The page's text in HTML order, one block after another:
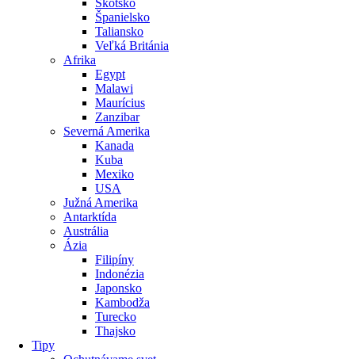
Škótsko
Španielsko
Taliansko
Veľká Británia
Afrika
Egypt
Malawi
Maurícius
Zanzibar
Severná Amerika
Kanada
Kuba
Mexiko
USA
Južná Amerika
Antarktída
Austrália
Ázia
Filipíny
Indonézia
Japonsko
Kambodža
Turecko
Thajsko
Tipy